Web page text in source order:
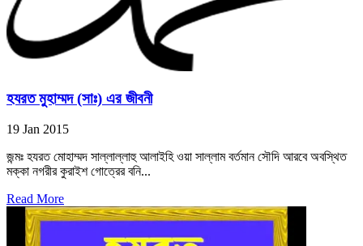
হযরত মুহাম্মদ (সাঃ) এর জীবনী
19 Jan 2015
জন্মঃ হযরত মোহাম্মদ সাল্লাল্লাহু আলাইহি ওয়া সাল্লাম বর্তমান সৌদি আরবে অবস্থিত
মক্কা নগরীর কুরাইশ গোত্রের বনি...
Read More